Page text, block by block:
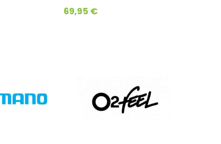
de plus de 10 kg :
lourds, nous faisons appel au transporteur
à votre charge, sauf en cas d'erreur de notre
n'hésitez pas à nous contacter au
e-mail à marketing@bernaudeaucycles.fr.